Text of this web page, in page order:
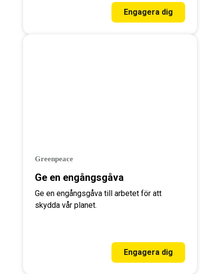
Engagera dig
Greenpeace
Ge en engångsgåva
Ge en engångsgåva till arbetet för att
skydda vår planet.
Engagera dig